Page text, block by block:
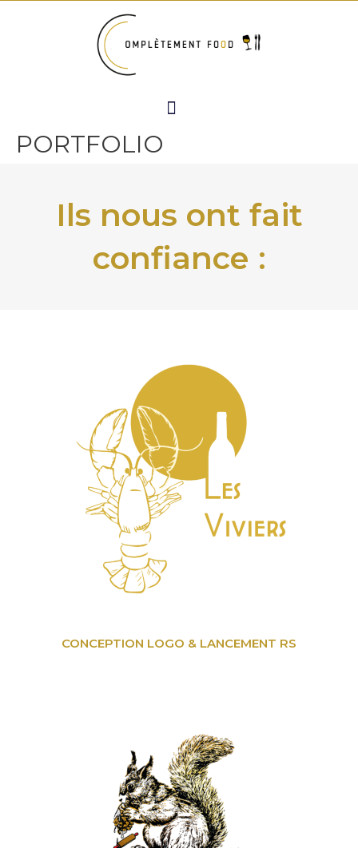
Menu
PORTFOLIO
Ils nous ont fait
confiance :
CONCEPTION LOGO & LANCEMENT RS